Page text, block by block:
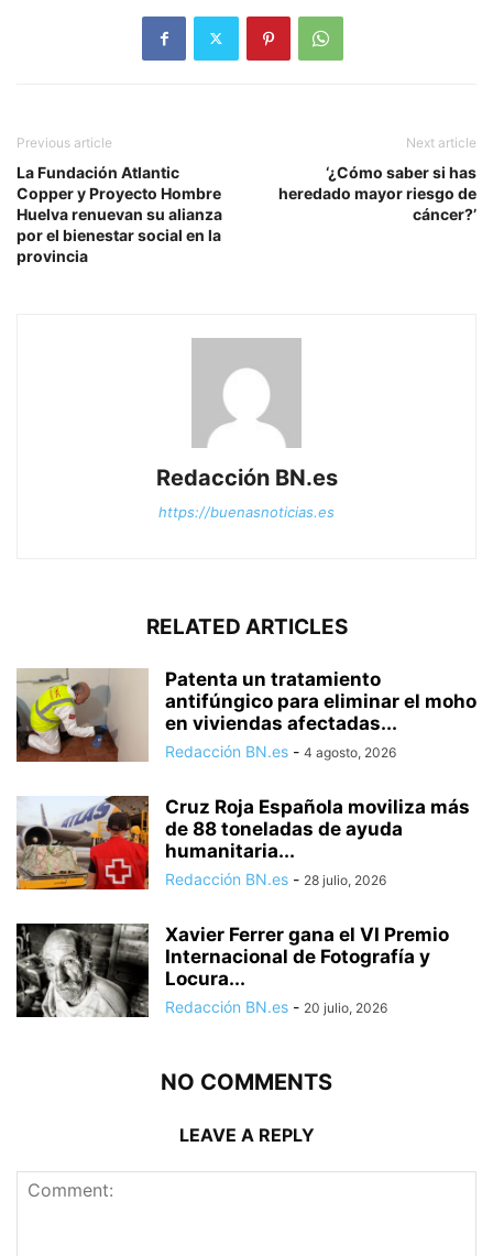
Previous article
La Fundación Atlantic
Copper y Proyecto Hombre
Huelva renuevan su alianza
por el bienestar social en la
provincia
Next article
‘¿Cómo saber si has
heredado mayor riesgo de
cáncer?’
Redacción BN.es
https://buenasnoticias.es
RELATED ARTICLES
Patenta un tratamiento
antifúngico para eliminar el moho
en viviendas afectadas...
Redacción BN.es - 4 agosto, 2026
Cruz Roja Española moviliza más
de 88 toneladas de ayuda
humanitaria...
Redacción BN.es - 28 julio, 2026
Xavier Ferrer gana el VI Premio
Internacional de Fotografía y
Locura...
Redacción BN.es - 20 julio, 2026
NO COMMENTS
LEAVE A REPLY